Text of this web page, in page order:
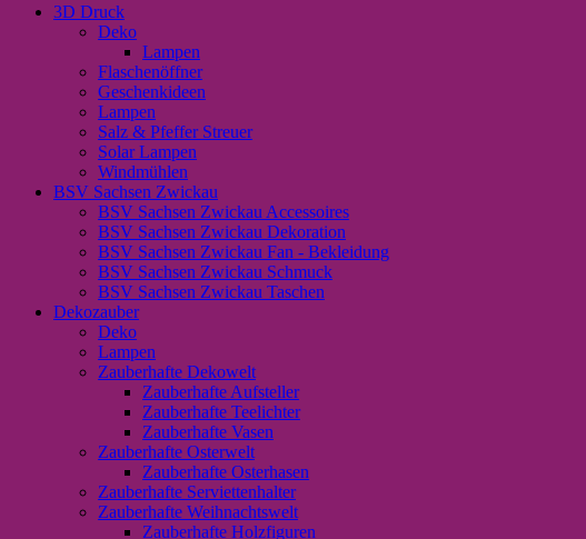
3D Druck
Deko
Lampen
Flaschenöffner
Geschenkideen
Lampen
Salz & Pfeffer Streuer
Solar Lampen
Windmühlen
BSV Sachsen Zwickau
BSV Sachsen Zwickau Accessoires
BSV Sachsen Zwickau Dekoration
BSV Sachsen Zwickau Fan - Bekleidung
BSV Sachsen Zwickau Schmuck
BSV Sachsen Zwickau Taschen
Dekozauber
Deko
Lampen
Zauberhafte Dekowelt
Zauberhafte Aufsteller
Zauberhafte Teelichter
Zauberhafte Vasen
Zauberhafte Osterwelt
Zauberhafte Osterhasen
Zauberhafte Serviettenhalter
Zauberhafte Weihnachtswelt
Zauberhafte Holzfiguren